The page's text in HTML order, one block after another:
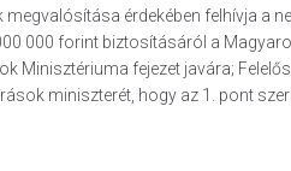
érdekében felhívja a
000 forint biztosításáról a
Minisztériuma fejezet javára;
miniszterét, hogy az 1. pont